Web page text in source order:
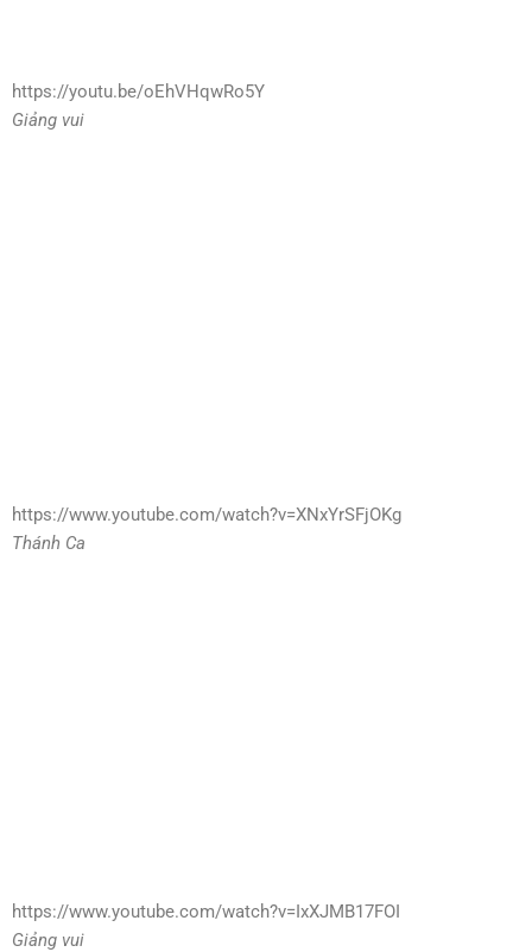
https://youtu.be/oEhVHqwRo5Y
Giảng vui
https://www.youtube.com/watch?v=XNxYrSFjOKg
Thánh Ca
https://www.youtube.com/watch?v=IxXJMB17FOI
Giảng vui